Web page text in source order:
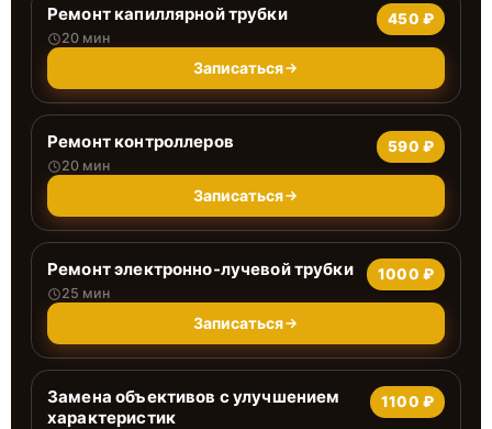
Ремонт капиллярной трубки
20 мин
450 ₽
Записаться
Ремонт контроллеров
20 мин
590 ₽
Записаться
Ремонт электронно-лучевой трубки
25 мин
1000 ₽
Записаться
Замена объективов с улучшением
характеристик
1100 ₽